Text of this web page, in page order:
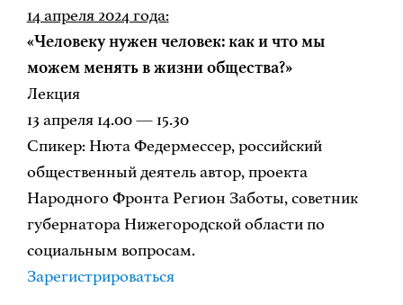
14 апреля 2024 года:
«Человеку нужен человек: как и что мы
можем менять в жизни общества?»
Лекция
13 апреля 14.00 — 15.30
Спикер: Нюта Федермессер, российский
общественный деятель автор, проекта
Народного Фронта Регион Заботы, советник
губернатора Нижегородской области по
социальным вопросам.
Зарегистрироваться